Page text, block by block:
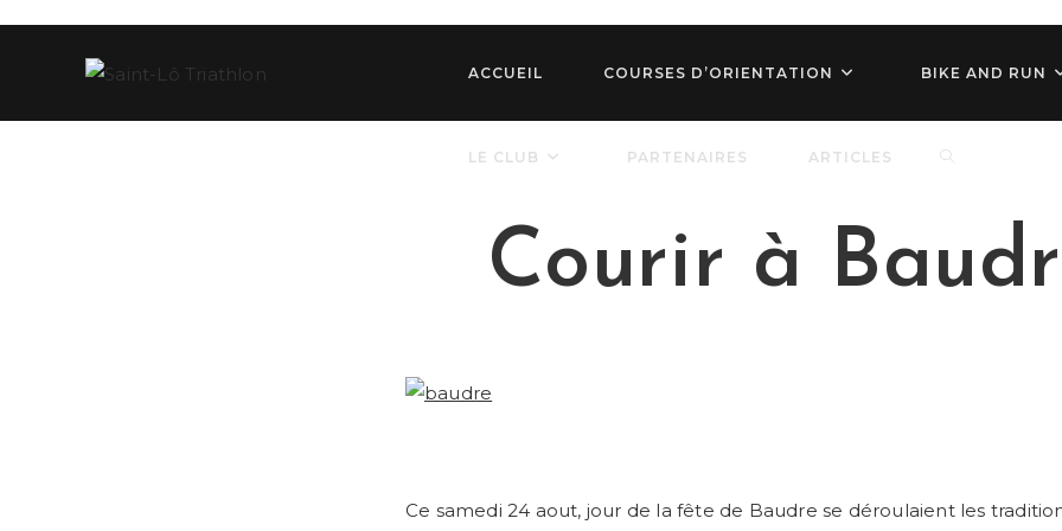
ACCUEIL COURSES D’ORIENTATION BIKE AND RUN
LE CLUB PARTENAIRES ARTICLES TOGGLE
Courir à
Ce samedi 24 aout, jour de la fête de Baudre se déroulaient les